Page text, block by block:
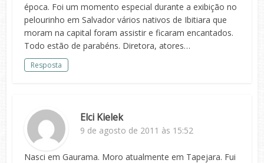
época. Foi um momento especial durante a exibição no
pelourinho em Salvador vários nativos de Ibitiara que
moram na capital foram assistir e ficaram encantados.
Todo estão de parabéns. Diretora, atores…
Resposta
Elci Kielek
9 de agosto de 2011 às 15:52
Nasci em Gaurama. Moro atualmente em Tapejara. Fui